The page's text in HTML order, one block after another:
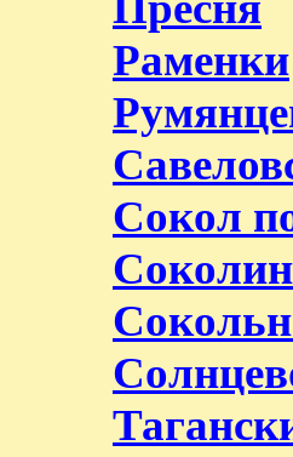
Раменки
Сокол